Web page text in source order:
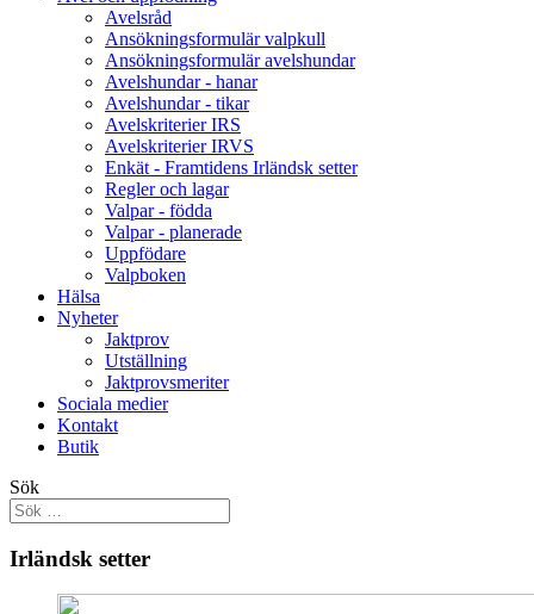
Avelsråd
Ansökningsformulär valpkull
Ansökningsformulär avelshundar
Avelshundar - hanar
Avelshundar - tikar
Avelskriterier IRS
Avelskriterier IRVS
Enkät - Framtidens Irländsk setter
Regler och lagar
Valpar - födda
Valpar - planerade
Uppfödare
Valpboken
Hälsa
Nyheter
Jaktprov
Utställning
Jaktprovsmeriter
Sociala medier
Kontakt
Butik
Sök
Irländsk setter